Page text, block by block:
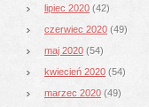
lipiec 2020 (42)
czerwiec 2020 (49)
maj 2020 (54)
kwiecień 2020 (54)
marzec 2020 (49)